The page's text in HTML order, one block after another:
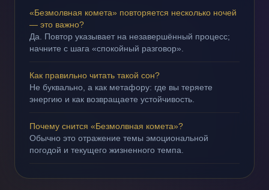
«Безмолвная комета» повторяется несколько ночей
— это важно?
Да. Повтор указывает на незавершённый процесс;
начните с шага «спокойный разговор».
Как правильно читать такой сон?
Не буквально, а как метафору: где вы теряете
энергию и как возвращаете устойчивость.
Почему снится «Безмолвная комета»?
Обычно это отражение темы эмоциональной
погодой и текущего жизненного темпа.